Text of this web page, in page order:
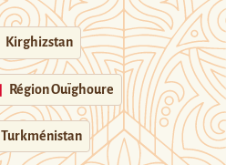
Kirghizstan
Région Ouïghoure
Turkménistan